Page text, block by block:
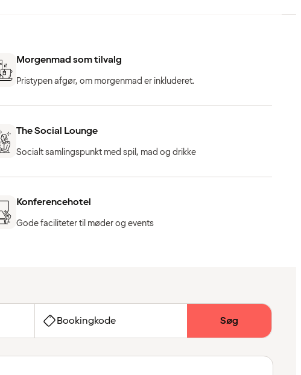
Morgenmad som tilvalg
Pristypen afgør, om morgenmad er inkluderet.
The Social Lounge
Socialt samlingspunkt med spil, mad og drikke
Konferencehotel
Gode faciliteter til møder og events
Bookingkode Søg